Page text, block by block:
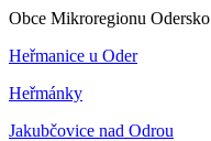
Obce Mikroregionu Odersko
Heřmanice u Oder
Heřmánky
Jakubčovice nad Odrou